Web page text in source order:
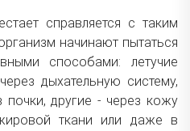
справляется с таким
начинают пытаться
способами: летучие
дыхательную систему,
другие - через кожу
ткани или даже в